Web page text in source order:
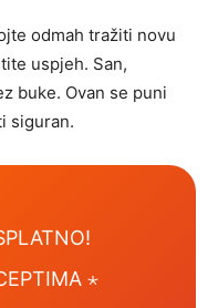
odmah tražiti novu
uspjeh. San,
buke. Ovan se puni
siguran.
⋆